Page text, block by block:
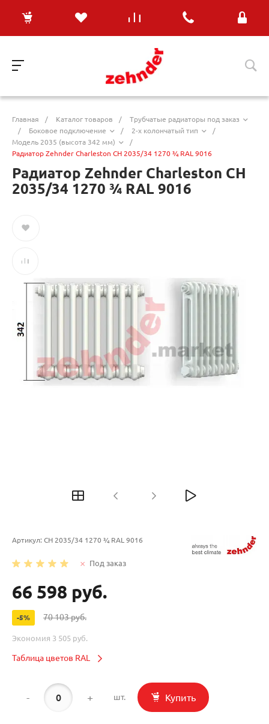
Главная / Каталог товаров /
Трубчатые радиаторы под заказ
/
Боковое подключение / 2-х колончатый тип
/
Модель 2035 (высота 342 мм)
/
Радиатор Zehnder Charleston CH 2035/34 1270 ¾ RAL 9016
Радиатор Zehnder Charleston CH
2035/34 1270 ¾ RAL 9016
Артикул: CH 2035/34 1270 ¾ RAL 9016
Под заказ
66 598 руб.
-5% 70 103 руб.
Экономия 3 505 руб.
Таблица цветов RAL
- + шт. Купить